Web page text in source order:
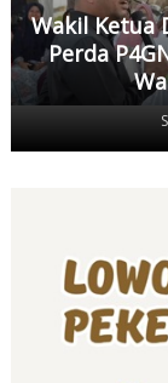
Wakil Ketua
Perda